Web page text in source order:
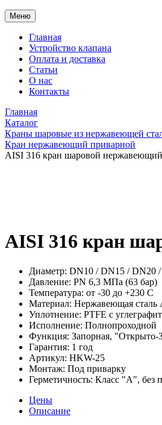
Меню
Главная
Устройство клапана
Оплата и доставка
Статьи
О нас
Контакты
Главная
Каталог
Краны шаровые из нержавеющей
Кран нержавеющий приварной
AISI 316 кран шаровой
AISI 316 кран
Диаметр: DN10 / DN15 / DN20
Давление: PN 6,3 МПа (63 бар)
Температура: от -30 до +230 С
Материал: Нержавеющая сталь
Уплотнение: PTFE с
Исполнение: Полнопроходной
Функция: Запорная, "Открыто-
Гарантия: 1 год
Артикул: HKW-25
Монтаж: Под приварку
Герметичность: Класс "А", без
Цены
Описание